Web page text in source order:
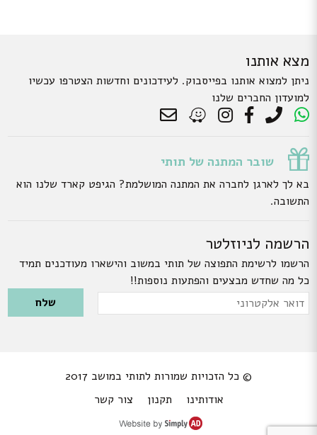
מצא אותנו
ניתן למצוא אותנו בפייסבוק. לעידכונים וחדשות הצטרפו עכשיו
למועדון החברים שלנו
שובר המתנה של תותי
בא לך לארגן לחברה את המתנה המושלמת? הגיפט קארד שלנו הוא
התשובה.
הרשמה לניוזלטר
הרשמו לרשימת התפוצה של תותי במשוב והישארו מעודכנים תמיד
כל מה שחדש מבצעים והפתעות נוספות!!
Please leave this field empty.
דואר
© כל הזכויות שמורות לתותי במושב 2017
אודותינו
תקנון צור קשר